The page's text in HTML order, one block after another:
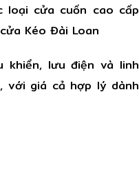
loại cửa cuốn cao cấp
Kéo Đài Loan
lưu điện và linh
với giá cả hợp lý dành